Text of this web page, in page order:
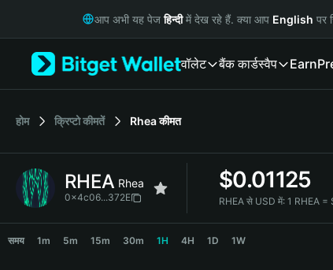
Русский
Italiano
简体中文
繁體中文
Bahasa Indonesia
आप अभी यह पेजहिन्दीमें देख रहे हैं. क्या आप English पर
वॉलेट बैंक कार्डस्वैप Earn
होम क्रिप्टो कीमतें Rheaकीमत
RHEA Rhea
0x4c06...372E
$0.01125
RHEA से USD में: 1 RHEA =
समय 1m 5m 15m 30m 1H 4H 1D 1W